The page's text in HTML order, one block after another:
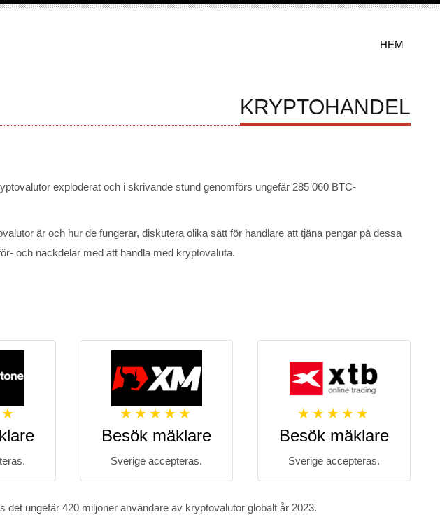
HEM
KRYPTOHANDEL
exploderat och i skrivande stund genomförs ungefär 285 060 BTC-
är och hur de fungerar, diskutera olika sätt för handlare att tjäna pengar på dessa
och nackdelar med att handla med kryptovaluta.
Besök mäklare
Sverige accepteras.
Besök mäklare
Sverige accepteras.
ungefär 420 miljoner användare av kryptovalutor globalt år 2023.